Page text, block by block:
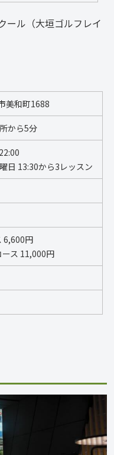
ール（大垣ゴルフレイ
美和町1688
から5分
日 13:30から3レッスン
6,600円
ス 11,000円